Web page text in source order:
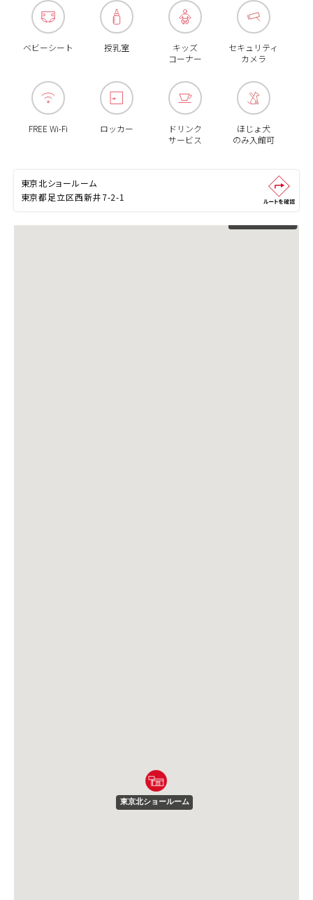
ベビーシート 授乳室
キッズ
コーナー
セキュリティ
カメラ
FREE Wi-Fi ロッカー
ドリンク
サービス
ほじょ犬
のみ入館可
東京北ショールーム
東京都足立区西新井7-2-1
東京北ショールーム